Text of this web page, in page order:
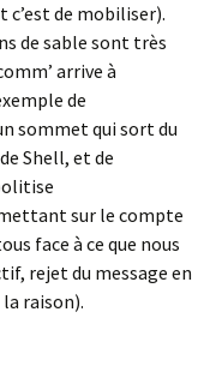
de mobiliser).
de sable sont très
arrive à
de
sommet qui sort du
Shell, et de
sur le compte
face à ce que nous
rejet du message en
raison).